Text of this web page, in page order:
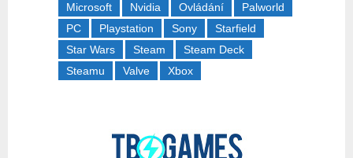
Microsoft
Nvidia Ovládání
Palworld
PC
Playstation Sony
Starfield
Star Wars
Steam
Steam Deck
Steamu
Valve Xbox